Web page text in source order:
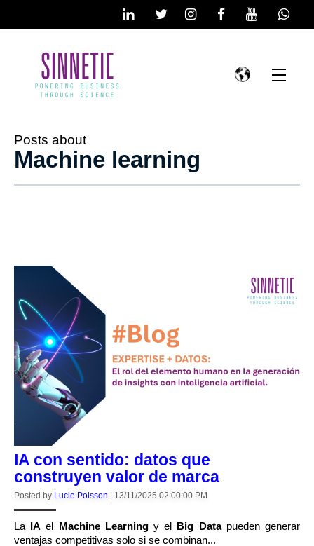
Posts about
Machine learning
IA con sentido: datos que
construyen valor de marca
Posted by Lucie Poisson | 13/11/2025 02:00:00 PM
La IA el Machine Learningy el Big Datapueden generar
ventajas competitivas solo si se combinan...